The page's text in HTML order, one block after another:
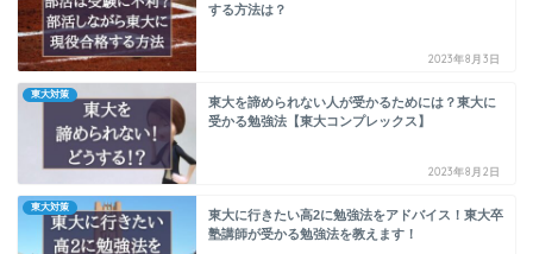
する方法は？
2023年8月3日
東大対策
東大を諦められない人が受かるためには？東大に
受かる勉強法【東大コンプレックス】
2023年8月2日
東大対策
東大に行きたい高2に勉強法をアドバイス！東大卒
塾講師が受かる勉強法を教えます！